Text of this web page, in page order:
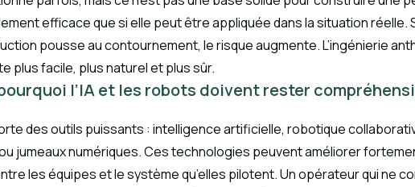
efficace que si elle peut être appliquée dans la situation
pousse au contournement, le risque augmente. L’ingénierie
plus facile, plus naturel et plus sûr.
l’IA et les robots doivent rester
des outils puissants : intelligence artificielle, robotique
jumeaux numériques. Ces technologies peuvent améliorer
les équipes et le système qu’elles pilotent. Un opérateur qui ne